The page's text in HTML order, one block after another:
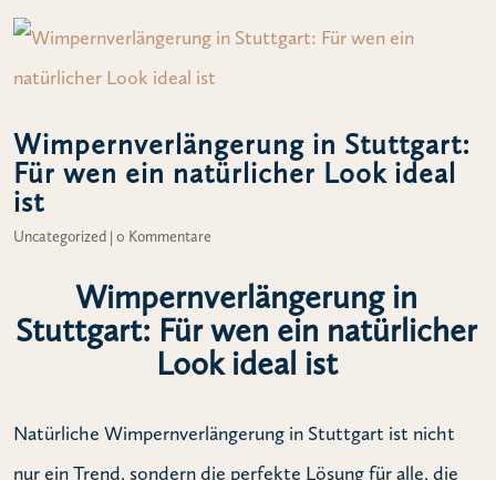
Wimpernverlängerung in Stuttgart:
Für wen ein natürlicher Look ideal
ist
Uncategorized | 0 Kommentare
Wimpernverlängerung in
Stuttgart: Für wen ein natürlicher
Look ideal ist
Natürliche Wimpernverlängerung in Stuttgart ist nicht
nur ein Trend, sondern die perfekte Lösung für alle, die